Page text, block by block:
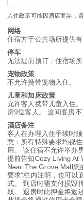
入住政策可能因酒店而异，
网络
住宿方于公共场所提供有
停车
无法提前预订：住宿场
宠物政策
不允许携带宠物入住。
儿童和加床政策
允许客人携带儿童入住
房9位客人。 这间客房不
酒店备注
客人在办理入住手续时
意：所有特殊要求均视
用。 该住宿不允许举办
提前告知Cozy Living At
Near The Grove Mall您
要求”栏内注明，也可以
式。 到店时需支付损毁
取。 退房时此押金将返